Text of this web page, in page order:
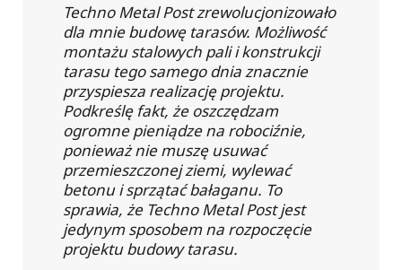
Techno Metal Post zrewolucjonizowało
dla mnie budowę tarasów. Możliwość
montażu stalowych pali i konstrukcji
tarasu tego samego dnia znacznie
przyspiesza realizację projektu.
Podkreślę fakt, że oszczędzam
ogromne pieniądze na robociźnie,
ponieważ nie muszę usuwać
przemieszczonej ziemi, wylewać
betonu i sprzątać bałaganu. To
sprawia, że Techno Metal Post jest
jedynym sposobem na rozpoczęcie
projektu budowy tarasu.